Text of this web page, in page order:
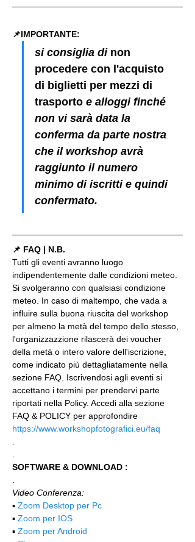
📌IMPORTANTE:
si consiglia di non
procedere con l'acquisto
di biglietti per mezzi di
trasporto e alloggi finché
non vi sarà data la
conferma da parte nostra
che il workshop avrà
raggiunto il numero
minimo di iscritti e quindi
confermato.
📌 FAQ | N.B.
Tutti gli eventi avranno luogo
indipendentemente dalle condizioni meteo.
Si svolgeranno con qualsiasi condizione
meteo. In caso di maltempo, che vada a
influire sulla buona riuscita del workshop
per almeno la metà del tempo dello stesso,
l'organizzazzione rilascerà dei voucher
della metà o intero valore dell'iscrizione,
come indicato più dettagliatamente nella
sezione FAQ. Iscrivendosi agli eventi si
accettano i termini per prendervi parte
riportati nella Policy. Accedi alla sezione
FAQ & POLICY per approfondire
https://www.workshopfotografici.eu/faq
SOFTWARE & DOWNLOAD :
Video Conferenza:
▪️ Zoom Desktop per Pc
▪️ Zoom per IOS
▪️ Zoom per Android